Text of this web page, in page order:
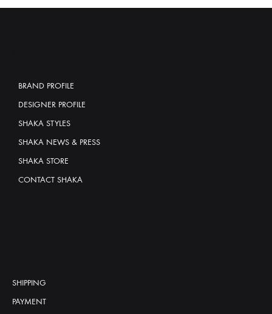
BRAND PROFILE
DESIGNER PROFILE
SHAKA STYLES
SHAKA NEWS & PRESS
SHAKA STORE
CONTACT SHAKA
SHIPPING
PAYMENT